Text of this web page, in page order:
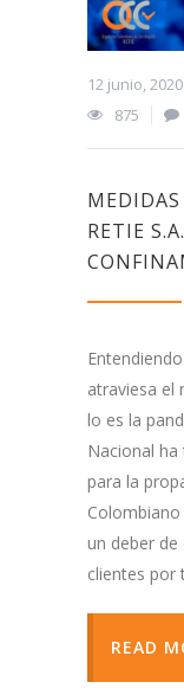
12 junio, 2020
875
RETIE
atraviesa el
lo es la
Nacional
para la
Colombiano
un deber
clientes por
READ